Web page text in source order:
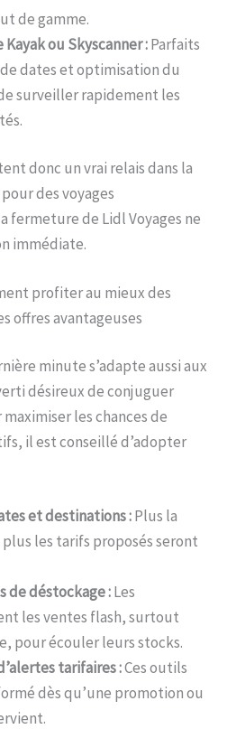
de gamme.
ou Skyscanner :Parfaits
dates et optimisation du
surveiller rapidement les
donc un vrai relais dans la
des voyages
fermeture de Lidl Voyages ne
immédiate.
profiter au mieux des
offres avantageuses
minute s’adapte aussi aux
désireux de conjuguer
les chances de
il est conseillé d’adopter
et destinations :Plus la
les tarifs proposés seront
de déstockage :Les
les ventes flash, surtout
pour écouler leurs stocks.
tarifaires :Ces outils
dès qu’une promotion ou